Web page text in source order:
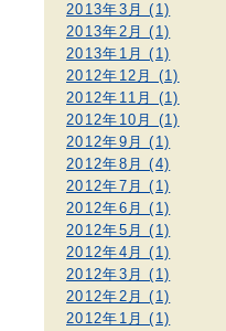
2013年3月 (1)
2013年2月 (1)
2013年1月 (1)
2012年12月 (1)
2012年11月 (1)
2012年10月 (1)
2012年9月 (1)
2012年8月 (4)
2012年7月 (1)
2012年6月 (1)
2012年5月 (1)
2012年4月 (1)
2012年3月 (1)
2012年2月 (1)
2012年1月 (1)